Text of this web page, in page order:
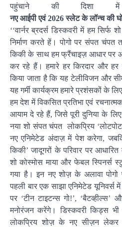
पहुंचाने की
नएआईपीएवं 2026स्लेटकेलॉन्चकी
‘‘वार्नर ब्रदर्स डिस्कवरी में हम सिर्फ
निर्माण करते हें। पोगो पर संपत चंपत
किकी के साथ हम फ्रैंचाइज़ आधार पर
कर रहे हैं। हमारे हर किरदार और
किया जाता है कि यह टेलीविजन और
यह गर्मी कार्यक्रम हमारे प्रशंसकों के
हम देश में विकसित प्रतिभा एवं
आयाम दे रहे हैं, जिसे पूरी दुनिया के
नया शो संपत चंपत लोकप्रिय
नए एनिमेटेड अंदाज़ में पेश करेगा,
किकी’ जादूगरों के परिवार पर
शो कोस्मोस माया और फेबल स्पिनर्स
गया है। इन नए शोज़ के अलावा
पहली बार एक साझा एनिमेटेड यूनिवर्स
पर ‘टीन टाइटन्स गो!’, ‘बैटव्हील्स’
मनोरंजन करेंगे। डिस्कवरी किड्स
लोकप्रिय शोज़ के नए सीज़न